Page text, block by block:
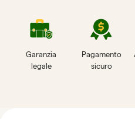
Garanzia
legale
Pagamento
sicuro